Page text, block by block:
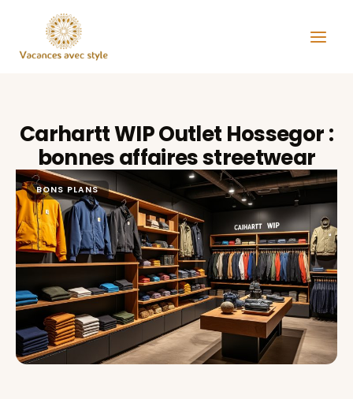
contenu
Carhartt WIP Outlet Hossegor :
bonnes affaires streetwear
BONS PLANS